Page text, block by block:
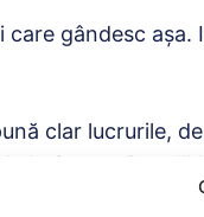
gândesc aşa.
clar lucrurile,
la Curtea Penală
umanităţii.